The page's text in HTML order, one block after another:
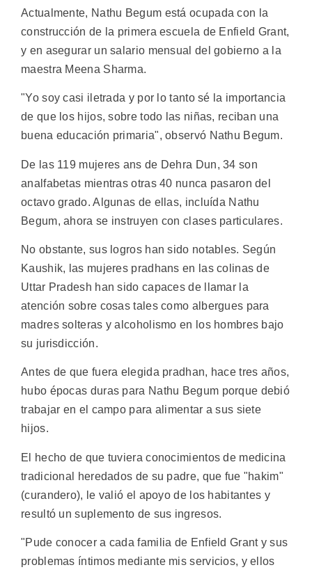
Actualmente, Nathu Begum está ocupada con la
construcción de la primera escuela de Enfield Grant,
y en asegurar un salario mensual del gobierno a la
maestra Meena Sharma.
"Yo soy casi iletrada y por lo tanto sé la importancia
de que los hijos, sobre todo las niñas, reciban una
buena educación primaria", observó Nathu Begum.
De las 119 mujeres ans de Dehra Dun, 34 son
analfabetas mientras otras 40 nunca pasaron del
octavo grado. Algunas de ellas, incluída Nathu
Begum, ahora se instruyen con clases particulares.
No obstante, sus logros han sido notables. Según
Kaushik, las mujeres pradhans en las colinas de
Uttar Pradesh han sido capaces de llamar la
atención sobre cosas tales como albergues para
madres solteras y alcoholismo en los hombres bajo
su jurisdicción.
Antes de que fuera elegida pradhan, hace tres años,
hubo épocas duras para Nathu Begum porque debió
trabajar en el campo para alimentar a sus siete
hijos.
El hecho de que tuviera conocimientos de medicina
tradicional heredados de su padre, que fue "hakim"
(curandero), le valió el apoyo de los habitantes y
resultó un suplemento de sus ingresos.
"Pude conocer a cada familia de Enfield Grant y sus
problemas íntimos mediante mis servicios, y ellos